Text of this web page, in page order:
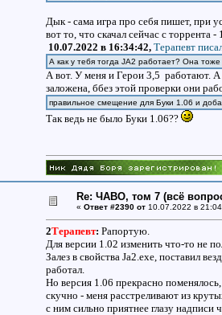
Дык - сама игра про себя пишет, при
вот то, что скачал сейчас с
10.07.2022 в 16:34:42, Терапевт
А как у тебя тогда JA2 работает? Она
А вот. У меня и Герои 3,5 работают. А
заложена, ббез этой проверки они
правильное смещение для Буки 1.06 и
Так ведь не было Буки 1.06??
Re: ЧАВО, том 7 (всё
« Ответ #2390 от10.07.2022 в
2Терапевт: Рапортую.
Для версии 1.02 изменить что-то не
Залез в свойства Ja2.exe, поставил
работал.
Но версия 1.06 прекрасно
скучно - меня расстреливают из
с ним сильно приятнее глазу надписи